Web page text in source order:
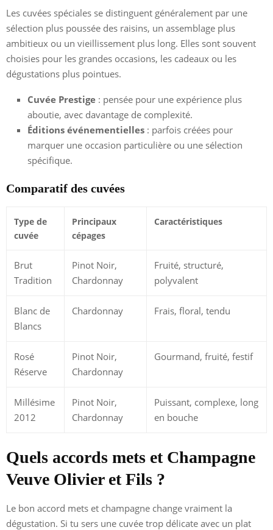
Les cuvées spéciales se distinguent généralement par une
sélection plus poussée des raisins, un assemblage plus
ambitieux ou un vieillissement plus long. Elles sont souvent
choisies pour les grandes occasions, les cadeaux ou les
dégustations plus pointues.
Cuvée Prestige : pensée pour une expérience plus
aboutie, avec davantage de complexité.
Éditions événementielles : parfois créées pour
marquer une occasion particulière ou une sélection
spécifique.
Comparatif des cuvées
Type de
cuvée
Principaux
cépages
Caractéristiques
Brut
Tradition
Pinot Noir,
Chardonnay
Fruité, structuré,
polyvalent
Blanc de
Blancs
Chardonnay Frais, floral, tendu
Rosé
Réserve
Pinot Noir,
Chardonnay
Gourmand, fruité, festif
Millésime
2012
Pinot Noir,
Chardonnay
Puissant, complexe, long
en bouche
Quels accords mets et Champagne
Veuve Olivier et Fils ?
Le bon accord mets et champagne change vraiment la
dégustation. Si tu sers une cuvée trop délicate avec un plat